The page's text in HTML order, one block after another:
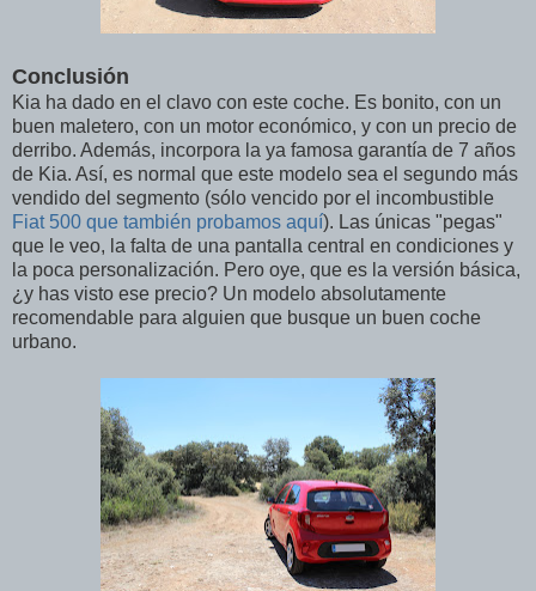
Conclusión
Kia ha dado en el clavo con este coche. Es bonito, con un
buen maletero, con un motor económico, y con un precio de
derribo. Además, incorpora la ya famosa garantía de 7 años
de Kia. Así, es normal que este modelo sea el segundo más
vendido del segmento (sólo vencido por el incombustible
Fiat 500 que también probamos aquí). Las únicas "pegas"
que le veo, la falta de una pantalla central en condiciones y
la poca personalización. Pero oye, que es la versión básica,
¿y has visto ese precio? Un modelo absolutamente
recomendable para alguien que busque un buen coche
urbano.